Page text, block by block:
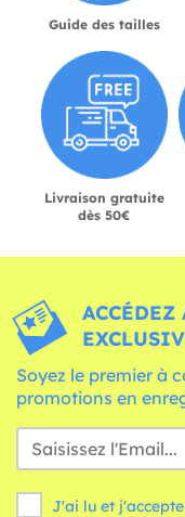
Guide des tailles
Livraison gratuite
dès 50€
Soyez le premier à
promotions en
J'ai lu et